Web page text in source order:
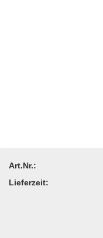
Art.Nr.:
Lieferzeit: